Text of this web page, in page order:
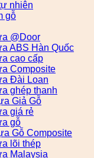
nhiên
gỗ
@Door
ABS Hàn Quốc
cao cấp
Composite
Đài Loan
ghép thanh
Giả Gỗ
giá rẻ
gỗ
Gỗ Composite
lõi thép
Malaysia